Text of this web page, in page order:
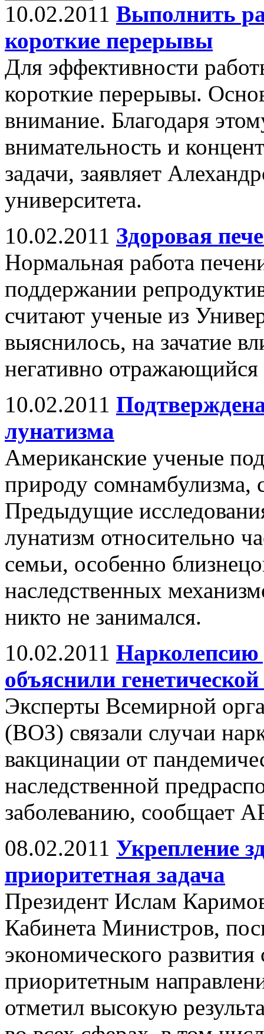
10.02.2011 Выполнить
короткие перерывы
Для эффективности
короткие перерывы.
внимание. Благодаря
внимательность и
задачи, заявляет
университета.
10.02.2011 Здоровая
Нормальная работа
поддержании
считают ученые из
выяснилось, на зачатие
негативно отражающийся
10.02.2011
лунатизма
Американские ученые
природу сомнамбулизма,
Предыдущие
лунатизм относительно
семьи, особенно
наследственных
никто не занимался.
10.02.2011 Нарколепсию
объяснили
Эксперты Всемирной
(ВОЗ) связали случаи
вакцинации от
наследственной
заболеванию, сообщает
08.02.2011 Укрепление
приоритетная задача
Президент Ислам
Кабинета Министров,
экономического
приоритетным
отметил высокую